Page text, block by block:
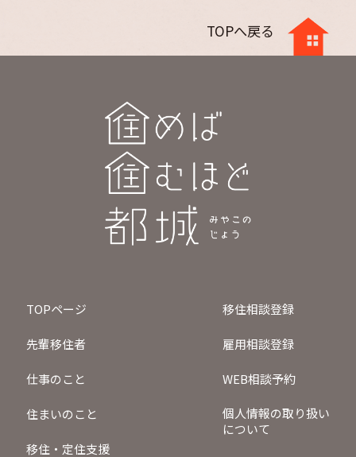
TOPへ戻る
TOPページ
先輩移住者
仕事のこと
住まいのこと
移住・定住支援
移住相談登録
雇用相談登録
WEB相談予約
個人情報の取り扱い
について